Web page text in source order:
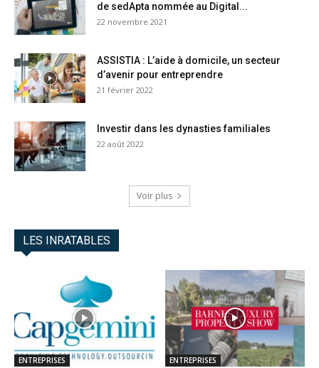
de sedApta nommée au Digital...
22 novembre 2021
ASSISTIA : L’aide à domicile, un secteur
d’avenir pour entreprendre
21 février 2022
Investir dans les dynasties familiales
22 août 2022
Voir plus
LES INRATABLES
ENTREPRISES ENTREPRISES